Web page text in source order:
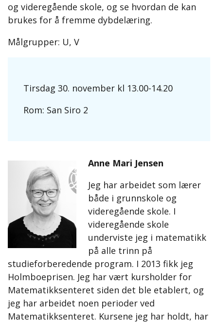
og videregående skole, og se hvordan de kan
brukes for å fremme dybdelæring.
Målgrupper: U, V
Tirsdag 30. november kl 13.00-14.20
Rom: San Siro 2
Anne Mari Jensen
Jeg har arbeidet som lærer
både i grunnskole og
videregående skole. I
videregående skole
underviste jeg i matematikk
på alle trinn på
studieforberedende program. I 2013 fikk jeg
Holmboeprisen. Jeg har vært kursholder for
Matematikksenteret siden det ble etablert, og
jeg har arbeidet noen perioder ved
Matematikksenteret. Kursene jeg har holdt, har